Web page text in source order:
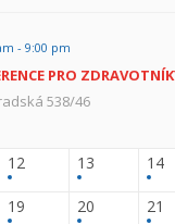
- 9:00 pm
PRO
538/46
12 13 14
19 20 21